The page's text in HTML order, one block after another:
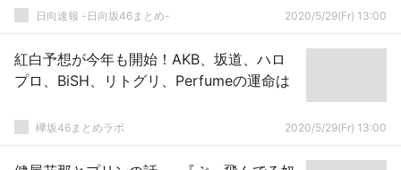
日向速報 -日向坂46まとめ- 2020/5/29(Fr) 13:00
紅白予想が今年も開始！AKB、坂道、ハロ
プロ、BiSH、リトグリ、Perfumeの運命は
欅坂46まとめラボ 2020/5/29(Fr) 13:00